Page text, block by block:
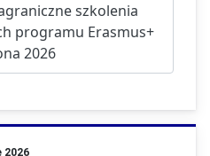
szkolenia
programu Erasmus+
2026
2026